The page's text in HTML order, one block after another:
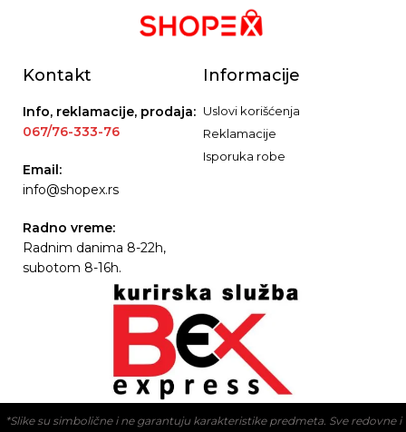
Kontakt
Info, reklamacije, prodaja:
067/76-333-76
Email:
info@shopex.rs
Radno vreme:
Radnim danima 8-22h,
subotom 8-16h.
Informacije
Uslovi korišćenja
Reklamacije
Isporuka robe
*Slike su simbolične i ne garantuju karakteristike predmeta. Sve redovne i